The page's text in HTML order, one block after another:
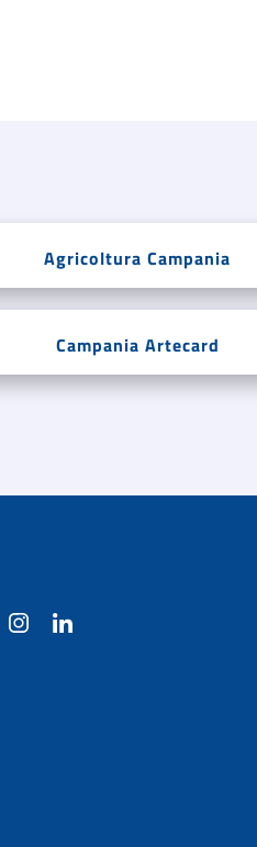
Agricoltura Campania
Campania Artecard
YouTube Instagram